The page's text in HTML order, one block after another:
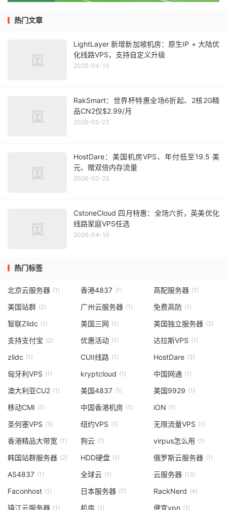
热门文章
LightLayer 新增新加坡机房：原生IP + 大陆优
化线路VPS，支持自定义升级
2026-04-15
RakSmart：世界杯特惠全场6折起、2核2G精
品CN2仅$2.99/月
2026-05-23
HostDare：美国机房VPS、年付低至19.5 美
元、赠双倍内存流量
2026-05-23
CstoneCloud 四月特惠：全场六折，英美优化
线路家庭VPS任选
2026-04-10
热门标签
北京云服务器 (1) 香港4837 (1) 高配服务器 (1)
美国站群 (2) 广州云服务器 (1) 免费高防 (1)
智联Zlidc (1) 美国三网 (1) 美国独立服务器 (2)
支持支付宝 (2) 优惠活动 (1) 达拉斯VPS (1)
zlidc (1) CUII线路 (1) HostDare (3)
匈牙利VPS (1) kryptcloud (1) 中国网通 (1)
澳大利亚CU2 (1) 美国4837 (1) 美国9929 (1)
移动CMI (1) 中国香港机房 (1) iON (1)
圣何塞VPS (3) 纽约VPS (1) 无限流量VPS (1)
香港精品大带宽 (1) 狗云 (1) virpus怎么用 (1)
韩国站群服务器 (2) HDD硬盘 (1) 俄罗斯云服务器 (1)
AS4837 (1) 全球云 (1) 云服务器 (13)
Faconhost (1) 日本服务器 (7) RackNerd (4)
镇江云服务器 (1) 机房 (1) 便宜vpn (1)